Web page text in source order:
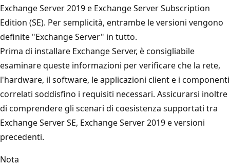
Exchange Server 2019 e Exchange Server Subscription
Edition (SE). Per semplicità, entrambe le versioni vengono
definite "Exchange Server" in tutto.
Prima di installare Exchange Server, è consigliabile
esaminare queste informazioni per verificare che la rete,
l'hardware, il software, le applicazioni client e i componenti
correlati soddisfino i requisiti necessari. Assicurarsi inoltre
di comprendere gli scenari di coesistenza supportati tra
Exchange Server SE, Exchange Server 2019 e versioni
precedenti.
Nota